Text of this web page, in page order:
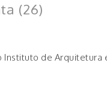
(26)
de